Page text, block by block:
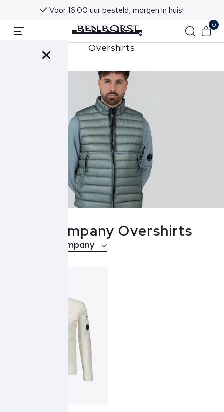
Voor 16:00 uur besteld, morgen in huis!
0
Overshirts
C.P. Company Overshirts
Over C.P. Company